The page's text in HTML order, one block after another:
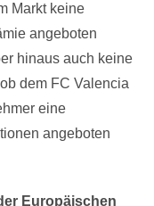
Markt keine
angeboten
hinaus auch keine
dem FC Valencia
eine
angeboten
Europäischen